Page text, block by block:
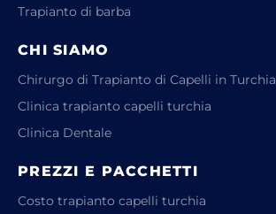
Trapianto di barba
CHI SIAMO
Chirurgo di Trapianto di Capelli in Turchia
Clinica trapianto capelli turchia
Clinica Dentale
PREZZI E PACCHETTI
Costo trapianto capelli turchia